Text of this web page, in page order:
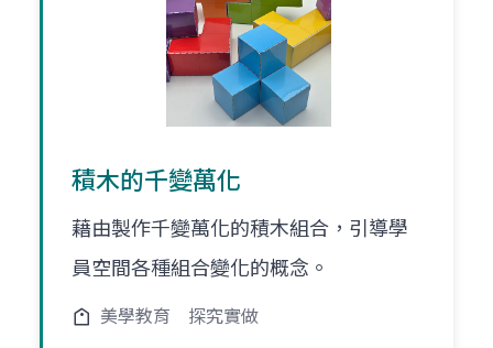
積木的千變萬化
藉由製作千變萬化的積木組合，引導學
員空間各種組合變化的概念。
美學教育 探究實做